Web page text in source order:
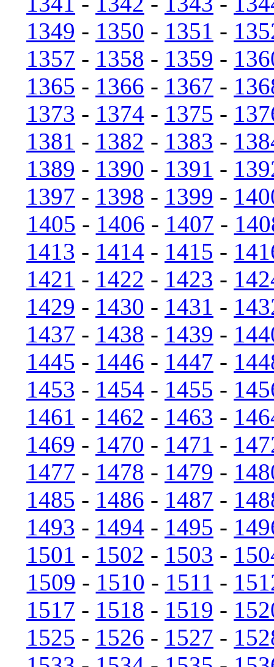
1349 - 1350 - 1351 -
1357 - 1358 - 1359 -
1365 - 1366 - 1367 -
1373 - 1374 - 1375 -
1381 - 1382 - 1383 -
1389 - 1390 - 1391 -
1397 - 1398 - 1399 -
1405 - 1406 - 1407 -
1413 - 1414 - 1415 -
1421 - 1422 - 1423 -
1429 - 1430 - 1431 -
1437 - 1438 - 1439 -
1445 - 1446 - 1447 -
1453 - 1454 - 1455 -
1461 - 1462 - 1463 -
1469 - 1470 - 1471 -
1477 - 1478 - 1479 -
1485 - 1486 - 1487 -
1493 - 1494 - 1495 -
1501 - 1502 - 1503 -
1509 - 1510 - 1511 -
1517 - 1518 - 1519 -
1525 - 1526 - 1527 -